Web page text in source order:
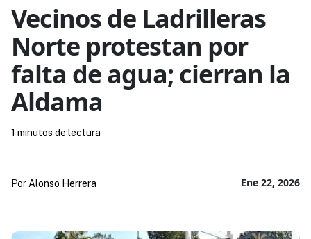
Vecinos de Ladrilleras
Norte protestan por
falta de agua; cierran la
Aldama
Ene 22, 2026
Por Alonso Herrera
1 minutos de lectura